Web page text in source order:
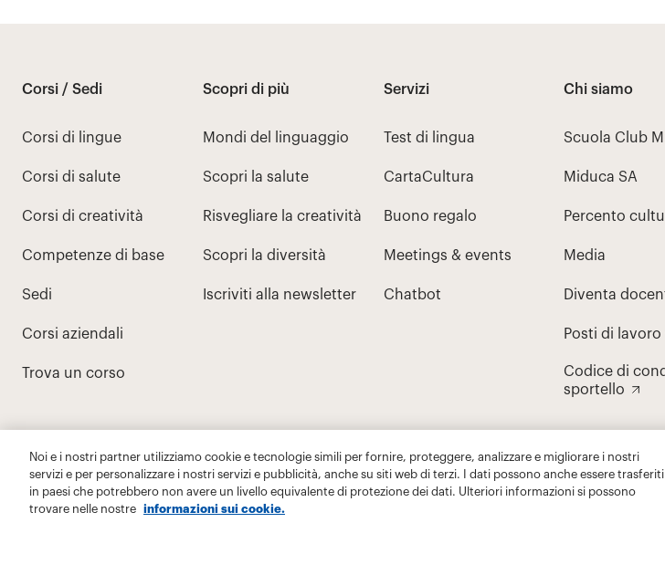
Noi e i nostri partner utilizziamo cookie e tecnologie simili per fornire, proteggere, analizzare e migliorare i nostri
servizi e per personalizzare i nostri servizi e pubblicità, anche su siti web di terzi. I dati possono anche essere trasferiti
in paesi che potrebbero non avere un livello equivalente di protezione dei dati. Ulteriori informazioni si possono
trovare nelle nostre
informazioni sui cookie.